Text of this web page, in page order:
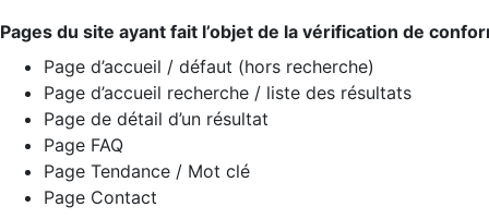
Pages du site ayant fait l’objet de la vérification de
Page d’accueil / défaut (hors recherche)
Page d’accueil recherche / liste des résultats
Page de détail d’un résultat
Page FAQ
Page Tendance / Mot clé
Page Contact